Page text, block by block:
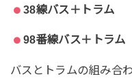
38線バス＋トラム
98番線バス＋トラム
バスとトラムの組み合